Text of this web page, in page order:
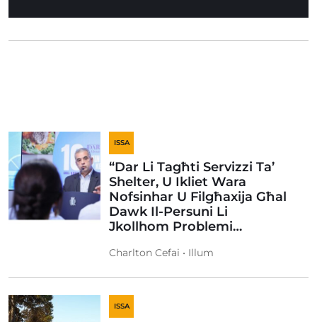
ISSA
“Dar Li Tagħti Servizzi Ta’
Shelter, U Ikliet Wara
Nofsinhar U Filgħaxija Għal
Dawk Il-Persuni Li
Jkollhom Problemi…
Charlton Cefai • Illum
ISSA